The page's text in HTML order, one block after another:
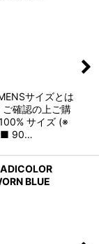
サイズとは
確認の上ご購
サイズ (※
90…
ADICOLOR
BLUE